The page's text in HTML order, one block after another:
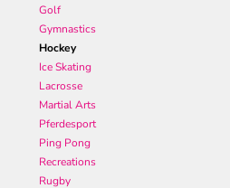
Golf
Gymnastics
Hockey
Ice Skating
Lacrosse
Martial Arts
Pferdesport
Ping Pong
Recreations
Rugby